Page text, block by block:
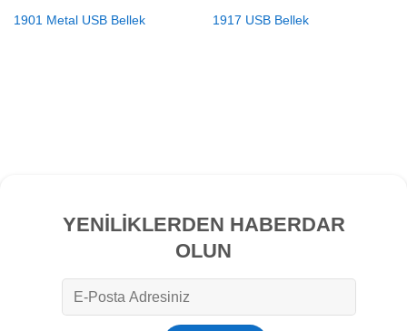
1901 Metal USB Bellek 1917 USB Bellek
YENİLİKLERDEN HABERDAR
OLUN